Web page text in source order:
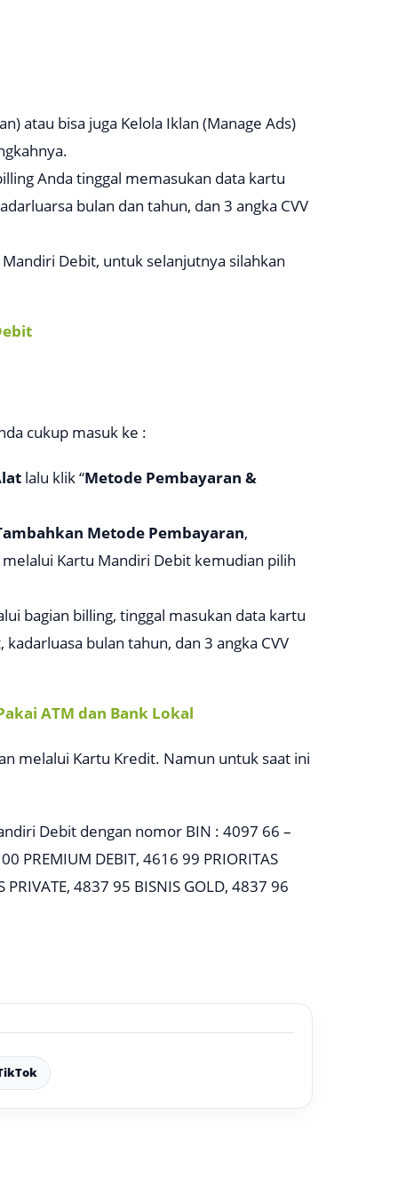
atau bisa juga Kelola Iklan (Manage Ads)
Anda tinggal memasukan data kartu
bulan dan tahun, dan 3 angka CVV
Debit, untuk selanjutnya silahkan
cukup masuk ke :
lalu klik “Metode Pembayaran &
Metode Pembayaran,
Kartu Mandiri Debit kemudian pilih
bagian billing, tinggal masukan data kartu
bulan tahun, dan 3 angka CVV
ATM dan Bank Lokal
melalui Kartu Kredit. Namun untuk saat ini
Debit dengan nomor BIN : 4097 66 –
PREMIUM DEBIT, 4616 99 PRIORITAS
4837 95 BISNIS GOLD, 4837 96